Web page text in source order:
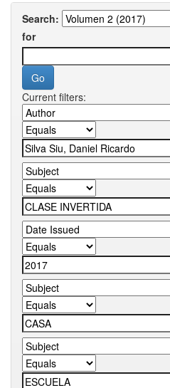
Search:
for
Current filters: